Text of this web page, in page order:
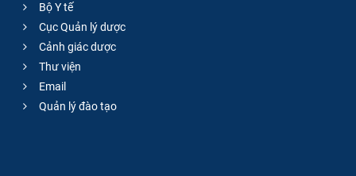
Bộ Y tế
Cục Quản lý dược
Cảnh giác dược
Thư viện
Email
Quản lý đào tạo